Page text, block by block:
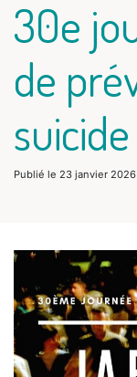
30e
de
suicide
Publié le 23 janvier 2026